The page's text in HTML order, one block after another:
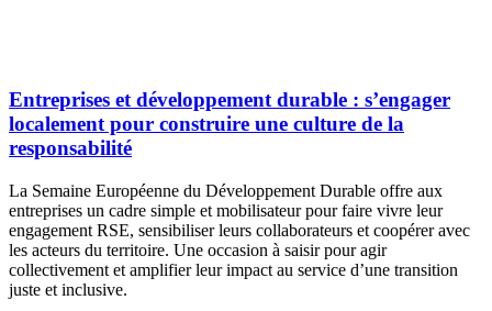
Entreprises et développement durable : s’engager
localement pour construire une culture de la
responsabilité
La Semaine Européenne du Développement Durable offre aux
entreprises un cadre simple et mobilisateur pour faire vivre leur
engagement RSE, sensibiliser leurs collaborateurs et coopérer avec
les acteurs du territoire. Une occasion à saisir pour agir
collectivement et amplifier leur impact au service d’une transition
juste et inclusive.